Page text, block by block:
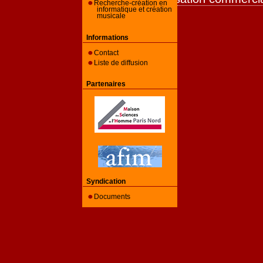
Recherche-création en
informatique et création
musicale
Informations
Contact
Liste de diffusion
Partenaires
Syndication
Documents